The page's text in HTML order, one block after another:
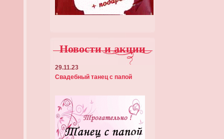
Новости и акции
29.11.23
Свадебный танец с папой